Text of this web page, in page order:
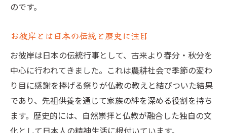
のです。
お彼岸とは日本の伝統と歴史に注目
お彼岸は日本の伝統行事として、古来より春分・秋分を
中心に行われてきました。これは農耕社会で季節の変わ
り目に感謝を捧げる祭りが仏教の教えと結びついた結果
であり、先祖供養を通じて家族の絆を深める役割を持ち
ます。歴史的には、自然崇拝と仏教が融合した独自の文
化として日本人の精神生活に根付いています。